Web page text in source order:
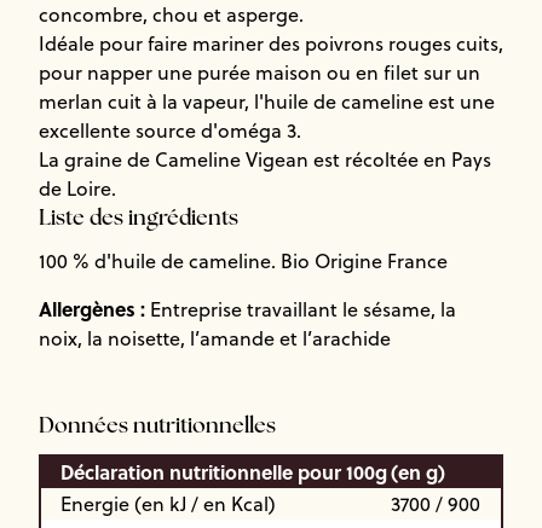
concombre, chou et asperge.
Idéale pour faire mariner des poivrons rouges cuits,
pour napper une purée maison ou en filet sur un
merlan cuit à la vapeur, l'huile de cameline est une
excellente source d'oméga 3.
La graine de Cameline Vigean est récoltée en Pays
de Loire.
Liste des ingrédients
100 % d'huile de cameline. Bio Origine France
Allergènes : Entreprise travaillant le sésame, la
noix, la noisette, l’amande et l’arachide
Données nutritionnelles
Déclaration nutritionnelle pour 100g(en g)
Energie (en kJ / en Kcal)
3700 / 900